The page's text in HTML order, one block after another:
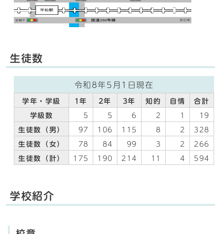
生徒数
令和8年5月1日現在
学年・学級 1年 2年 3年 知的 自情 合計
学級数 5 5 6 2 1 19
生徒数（男） 97 106 115 8 2 328
生徒数（女） 78 84 99 3 2 266
生徒数（計） 175 190 214 11 4 594
学校紹介